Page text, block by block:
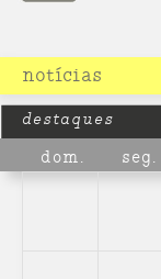
notícias
destaques
dom. seg.